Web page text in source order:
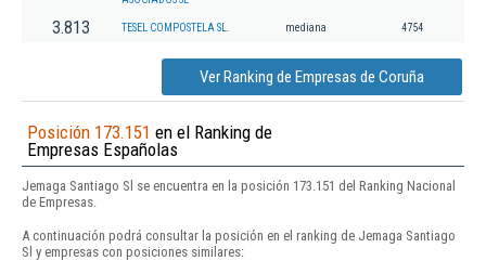
3.813 TESEL COMPOSTELA SL. mediana 4754
Ver Ranking de Empresas de Coruña
Posición 173.151 en el Ranking de
Empresas Españolas
Jemaga Santiago Sl se encuentra en la posición 173.151 del Ranking Nacional
de Empresas.
A continuación podrá consultar la posición en el ranking de Jemaga Santiago
Sl y empresas con posiciones similares: